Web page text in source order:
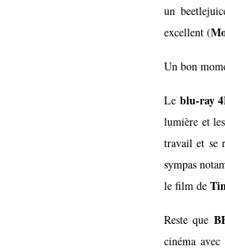
un
excellent (
Un bon
Le blu-ray
lumière et
travail et se
sympas
le film de
Reste que
cinéma